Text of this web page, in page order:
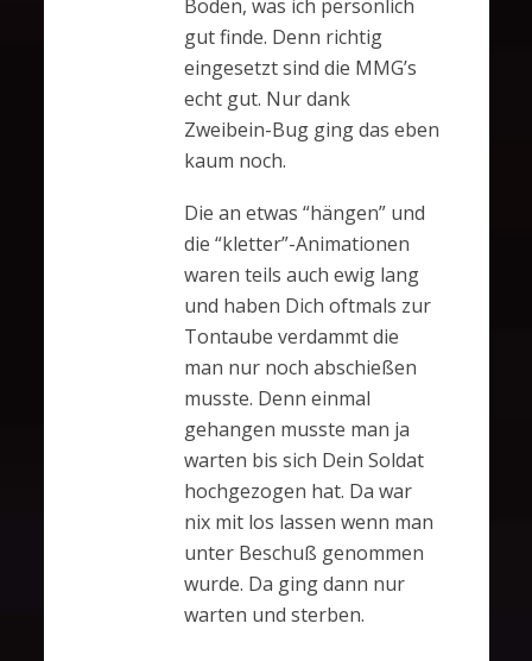
Boden, was ich persönlich
gut finde. Denn richtig
eingesetzt sind die MMG’s
echt gut. Nur dank
Zweibein-Bug ging das eben
kaum noch.
Die an etwas “hängen” und
die “kletter”-Animationen
waren teils auch ewig lang
und haben Dich oftmals zur
Tontaube verdammt die
man nur noch abschießen
musste. Denn einmal
gehangen musste man ja
warten bis sich Dein Soldat
hochgezogen hat. Da war
nix mit los lassen wenn man
unter Beschuß genommen
wurde. Da ging dann nur
warten und sterben.